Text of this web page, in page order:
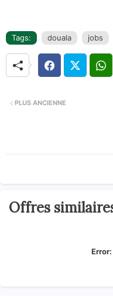
Tags: douala jobs
PLUS ANCIENNE
Offres
Error: